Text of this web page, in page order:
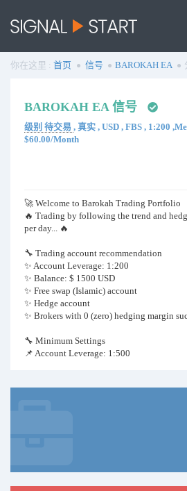
你在这里 : 首页 信号 BAROKAH EA
BAROKAH EA 信号
级别 待交易 , 真实 , USD , FBS , 1:200
$60.00/Month
🚀 Welcome to Barokah Trading Portfolio
🔥 Trading by following the trend and
per day... 🔥
🔧 Trading account recommendation
✨ Account Leverage: 1:200
✨ Balance: $ 1500 USD
✨ Free swap (Islamic) account
✨ Hedge account
✨ Brokers with 0 (zero) hedging margin
🔧 Minimum Settings
📌 Account Leverage: 1:500
📌 Risk Management (Stop Loss): 95%
💡 It is recommended to copy trade on
the risk of slippage. You can find us on